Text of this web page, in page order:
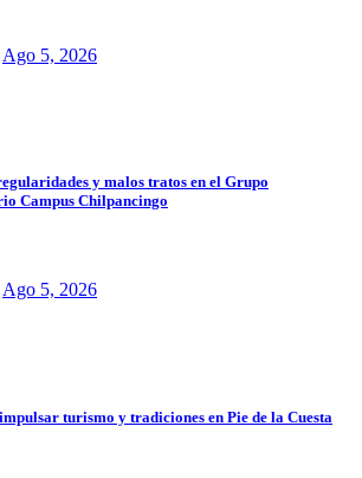
Ago 5, 2026
y malos tratos en el Grupo
Campus Chilpancingo
Ago 5, 2026
turismo y tradiciones en Pie de la Cuesta